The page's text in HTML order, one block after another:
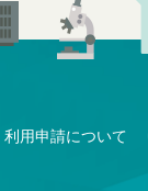
利用申請について